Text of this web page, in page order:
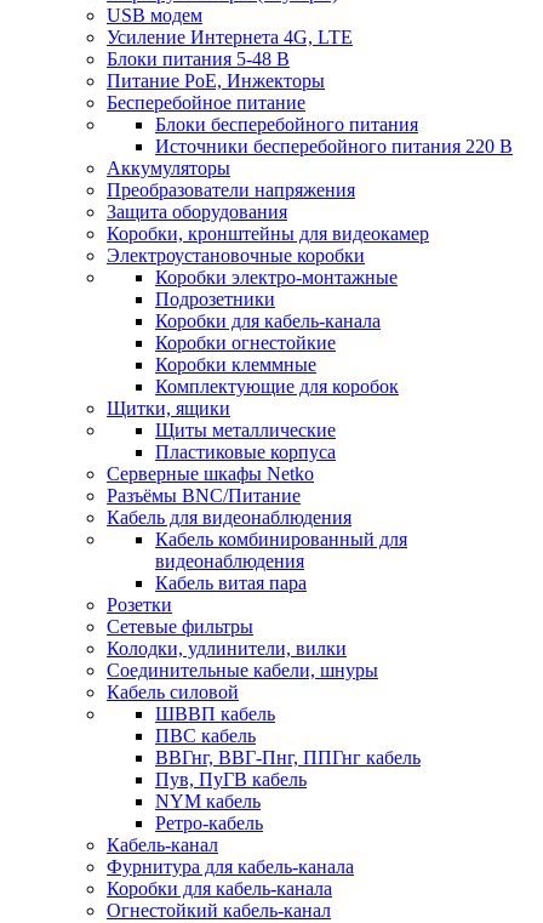
USB модем
Усиление Интернета 4G, LTE
Блоки питания 5-48 В
Питание PoE, Инжекторы
Бесперебойное питание
Блоки бесперебойного питания
Источники бесперебойного питания 220 В
Аккумуляторы
Преобразователи напряжения
Защита оборудования
Коробки, кронштейны для видеокамер
Электроустановочные коробки
Коробки электро-монтажные
Подрозетники
Коробки для кабель-канала
Коробки огнестойкие
Коробки клеммные
Комплектующие для коробок
Щитки, ящики
Щиты металлические
Пластиковые корпуса
Серверные шкафы Netko
Разъёмы BNC/Питание
Кабель для видеонаблюдения
Кабель комбинированный для
видеонаблюдения
Кабель витая пара
Розетки
Сетевые фильтры
Колодки, удлинители, вилки
Соединительные кабели, шнуры
Кабель силовой
ШВВП кабель
ПВС кабель
ВВГнг, ВВГ-Пнг, ППГнг кабель
Пув, ПуГВ кабель
NYM кабель
Ретро-кабель
Кабель-канал
Фурнитура для кабель-канала
Коробки для кабель-канала
Огнестойкий кабель-канал